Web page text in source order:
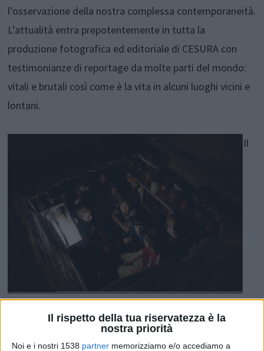
Il rispetto della tua riservatezza è la
nostra priorità
Noi e i nostri 1538 partner memorizziamo e/o accediamo a
l’osservazione della nostra complessa contemporaneità.
L’attualità entra prepotentemente in tutta la
produzione fotografica ed editoriale di CESURA con
testimonianze di reportage da molte parti del mondo:
vitali e brutali così come è la vita in alcuni luoghi vicini e
lontani.
Il
primo appuntamento della nuova stagione di
esposizioni de LABottega è curato daSerena Del
Soldato
, titolare e direttrice artistica dello spazio. La